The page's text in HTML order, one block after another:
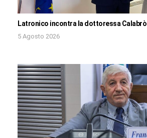
Latronico incontra la dottoressa Calabrò
5 Agosto 2026